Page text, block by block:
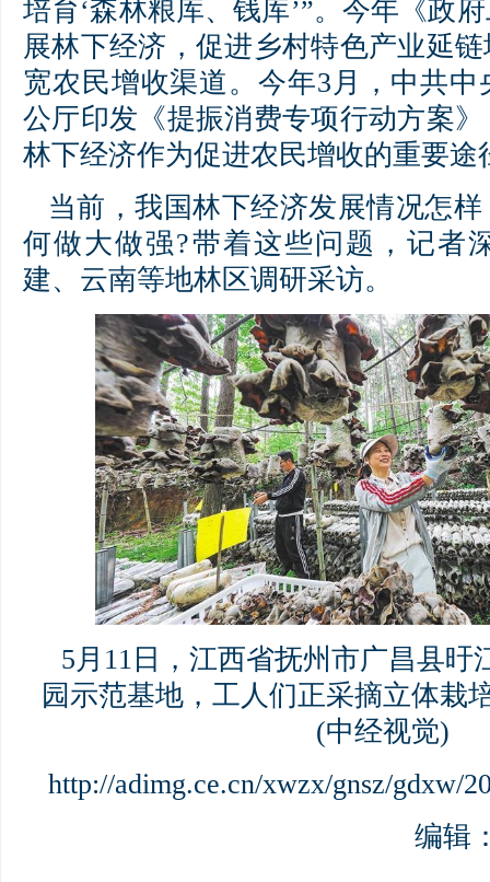
培育‘森林粮库、钱库’”。今年《政
展林下经济，促进乡村特色产业延
宽农民增收渠道。今年3月，中共
公厅印发《提振消费专项行动方案
林下经济作为促进农民增收的重要途
当前，我国林下经济发展情况怎
何做大做强?带着这些问题，记者
建、云南等地林区调研采访。
5月11日，江西省抚州市广昌县旴
园示范基地，工人们正采摘立体栽
(中经视觉)
http://adimg.ce.cn/xwzx/gnsz/gdxw/
编辑